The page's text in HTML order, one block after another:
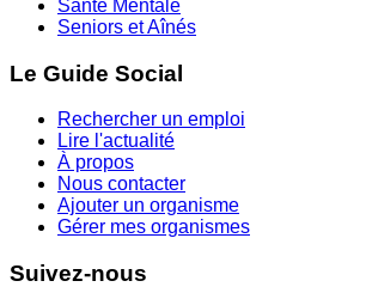
Santé Mentale
Seniors et Aînés
Le Guide Social
Rechercher un emploi
Lire l'actualité
À propos
Nous contacter
Ajouter un organisme
Gérer mes organismes
Suivez-nous